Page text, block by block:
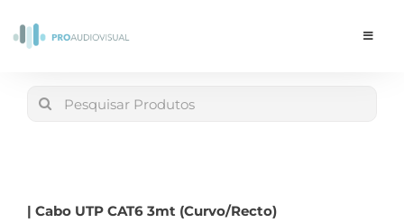
Toggle
Search
| Cabo UTP CAT6 3mt (Curvo/Recto)